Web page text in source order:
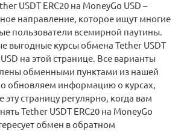
USDT ERC20 на MoneyGo USD –
направление, которое ищут многие
пользователи всемирной паутины.
выгодные курсы обмена Tether USDT
на этой странице. Все варианты
обменными пунктами из нашей
обновляем информацию о курсах,
страницу регулярно, когда вам
Tether USDT ERC20 на MoneyGo
обмен в обратном